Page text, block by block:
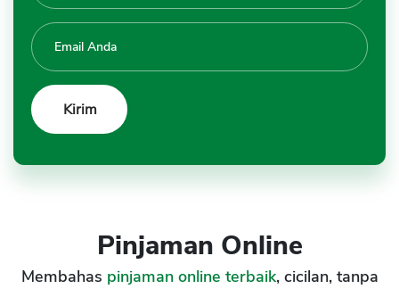
Pinjaman Online
Membahas pinjaman online terbaik, cicilan, tanpa